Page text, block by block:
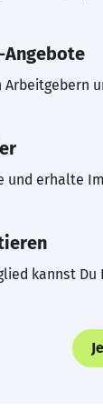
Angebote
Arbeitgebern
und erhalte
kannst